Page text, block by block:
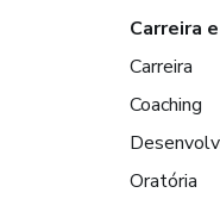
Carreira
Carreira
Coaching
Oratória